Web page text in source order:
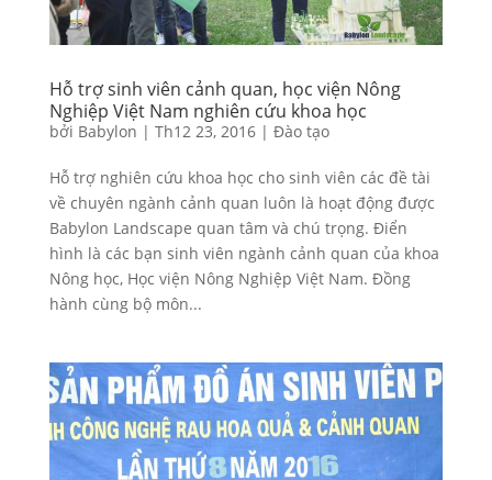
Hỗ trợ sinh viên cảnh quan, học viện Nông
Nghiệp Việt Nam nghiên cứu khoa học
bởi Babylon | Th12 23, 2016| Đào tạo
Hỗ trợ nghiên cứu khoa học cho sinh viên các đề tài
về chuyên ngành cảnh quan luôn là hoạt động được
Babylon Landscape quan tâm và chú trọng. Điển
hình là các bạn sinh viên ngành cảnh quan của khoa
Nông học, Học viện Nông Nghiệp Việt Nam. Đồng
hành cùng bộ môn...